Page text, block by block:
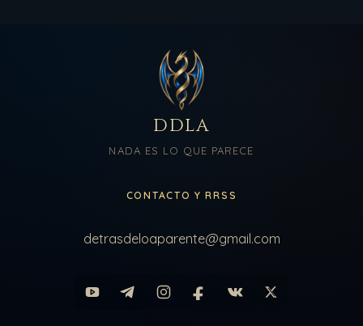
DDLA
NADA ES LO QUE PARECE
CONTACTO Y RRSS
detrasdeloaparente@gmail.com